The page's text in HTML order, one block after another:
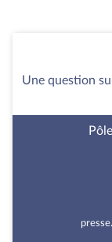
Une question